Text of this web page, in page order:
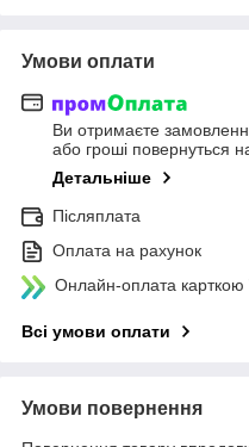
Умови оплати
Ви отримаєте
або гроші повернуться
Детальніше
Післяплата
Оплата на рахунок
Онлайн-оплата
Всі умови оплати
Умови повернення